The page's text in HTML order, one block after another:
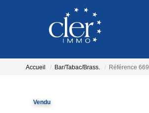
Accueil Bar/Tabac/Brass. Référence 669
Vendu